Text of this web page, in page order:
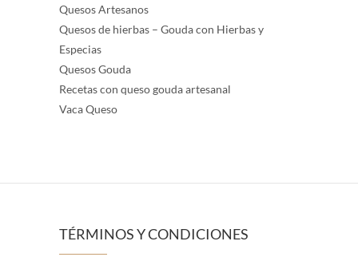
Quesos Artesanos
Quesos de hierbas – Gouda con Hierbas y
Especias
Quesos Gouda
Recetas con queso gouda artesanal
Vaca Queso
TÉRMINOS Y CONDICIONES